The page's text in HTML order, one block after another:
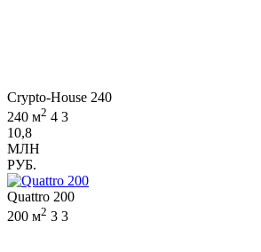
Crypto-House 240
240 м2 4 3
10,8
МЛН
РУБ.
Quattro 200
200 м2 3 3